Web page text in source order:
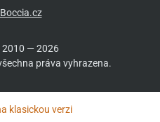
— 2026
práva vyhrazena.
klasickou verzi